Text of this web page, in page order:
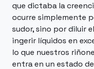
que dictaba la
ocurre simplemente
sudor, sino por diluir
ingerir líquidos en
lo que nuestros
entra en un estado de